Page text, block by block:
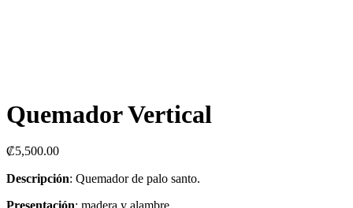
Quemador Vertical
₡5,500.00
Descripción: Quemador de palo santo.
Presentación: madera y alambre.